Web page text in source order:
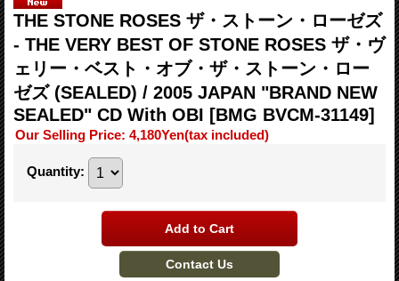
THE STONE ROSES ザ・ストーン・ローゼズ
- THE VERY BEST OF STONE ROSES ザ・ヴ
ェリー・ベスト・オブ・ザ・ストーン・ロー
ゼズ (SEALED) / 2005 JAPAN "BRAND NEW
SEALED" CD With OBI [BMG BVCM-31149]
Our Selling Price: 4,180Yen(tax included)
Quantity: